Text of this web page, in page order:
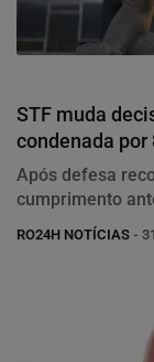
STF muda
condenada por
Após defesa
cumprimento
RO24H NOTÍCIAS -